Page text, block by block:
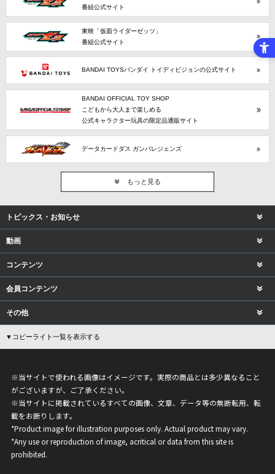
番組公式サイト
東映「仮面ライダーゼッツ」
番組公式サイト
BANDAI TOYSバンダイ トイディビジョンの公式サイト
BANDAI OFFICIAL TOY SHOP
こどもから大人まで楽しめる
公式キャラクター玩具の限定品通販サイト
データカードダス ガンバレジェンズ
もっと見る
トピックス・お知らせ
動画
コンテンツ
会員コンテンツ
その他
▼コピーライト一覧を表示する
※当サイトで使われる画像はイメージです。実際の商品とは多少異なること
がございますが、ご了承ください。
※当サイトに掲載されているすべての画像、文章、データ等の無断転用、転
載をお断りします。
*Product image for illustration purposes only. Actual product may vary.
*Any use or reproduction of image, acritical or data from this site is
prohibited.